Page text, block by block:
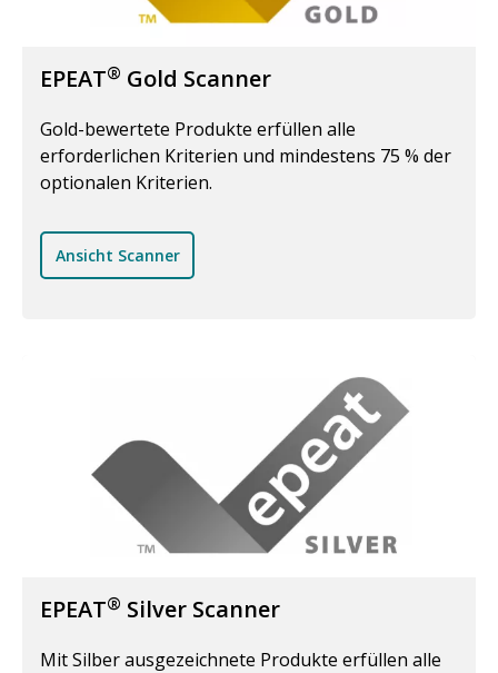
EPEAT® Gold Scanner
Gold-bewertete Produkte erfüllen alle
erforderlichen Kriterien und mindestens 75 % der
optionalen Kriterien.
Ansicht Scanner
EPEAT® Silver Scanner
Mit Silber ausgezeichnete Produkte erfüllen alle